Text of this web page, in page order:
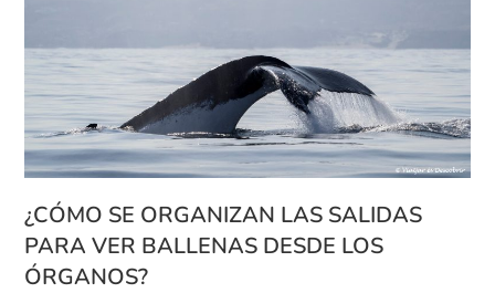
¿CÓMO SE ORGANIZAN LAS SALIDAS
PARA VER BALLENAS DESDE LOS
ÓRGANOS?